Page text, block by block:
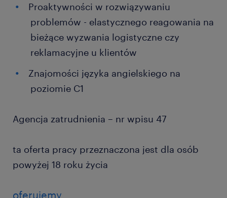
Proaktywności w rozwiązywaniu
problemów - elastycznego reagowania na
bieżące wyzwania logistyczne czy
reklamacyjne u klientów
Znajomości języka angielskiego na
poziomie C1
Agencja zatrudnienia – nr wpisu 47
ta oferta pracy przeznaczona jest dla osób
powyżej 18 roku życia
oferujemy